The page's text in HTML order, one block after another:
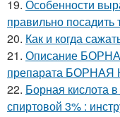
19. Особенности
правильно посадить
20. Как и когда
21. Описание
препарата БОРНАЯ
22. Борная кислота
спиртовой 3% :